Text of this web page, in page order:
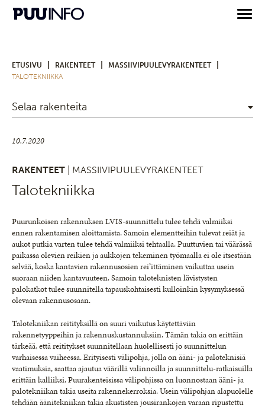
ETUSIVU RAKENTEET MASSIIVIPUULEVYRAKENTEET
TALOTEKNIIKKA
Selaa rakenteita
10.7.2020
RAKENTEET | MASSIIVIPUULEVYRAKENTEET
Talotekniikka
Puurunkoisen rakennuksen LVIS-suunnittelu tulee tehdä valmiiksi
ennen rakentamisen aloittamista. Samoin elementteihin tulevat reiät ja
aukot putkia varten tulee tehdä valmiiksi tehtaalla. Puuttuvien tai väärässä
paikassa olevien reikien ja aukkojen tekeminen työmaalla ei ole itsestään
selvää, koska kantavien rakennusosien rei’ittäminen vaikuttaa usein
suoraan niiden kantavuuteen. Samoin taloteknisten lävistysten
palokatkot tulee suunnitella tapauskohtaisesti kulloinkin kysymyksessä
olevaan rakennusosaan.
Talotekniikan reitityksillä on suuri vaikutus käytettäviin
rakennetyyppeihin ja rakennuskustannuksiin. Tämän takia on erittäin
tärkeää, että reititykset suunnitellaan huolellisesti jo suunnittelun
varhaisessa vaiheessa. Erityisesti välipohja, jolla on ääni- ja paloteknisiä
vaatimuksia, saattaa ajautua väärillä valinnoilla ja suunnittelu-ratkaisuilla
erittäin kalliiksi. Puurakenteisissa välipohjissa on luonnostaan ääni- ja
palotekniikan takia useita rakennekerroksia. Usein välipohjan alapuolelle
tehdään äänitekniikan takia akustisten jousirankojen varaan ripustettu